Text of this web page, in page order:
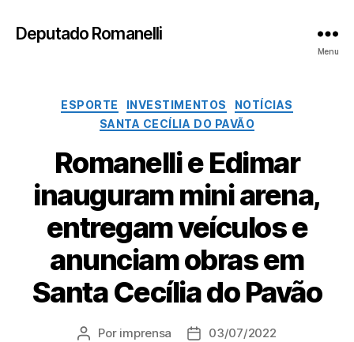
Deputado Romanelli
Menu
Categorias
ESPORTE INVESTIMENTOS
NOTÍCIAS
SANTA CECÍLIA DO PAVÃO
Romanelli e Edimar
inauguram mini arena,
entregam veículos e
anunciam obras em
Santa Cecília do Pavão
Autor
Por imprensa
Data03/07/2022